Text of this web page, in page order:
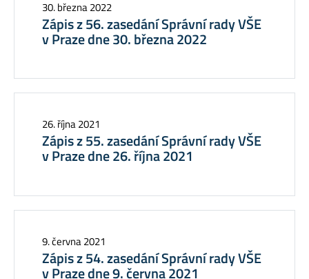
30. března 2022
Zápis z 56. zasedání Správní rady VŠE
v Praze dne 30. března 2022
26. října 2021
Zápis z 55. zasedání Správní rady VŠE
v Praze dne 26. října 2021
9. června 2021
Zápis z 54. zasedání Správní rady VŠE
v Praze dne 9. června 2021